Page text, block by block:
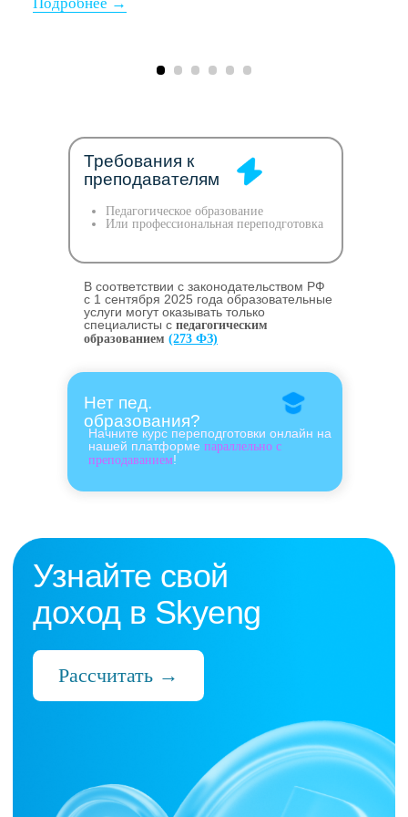
Педагогическое образование
Или профессиональная переподготовка
В соответствии с законодательством РФ
c 1 сентября 2025 года образовательные
услуги могут оказывать только
специалисты с педагогическим
образованием (273 ФЗ)
Начните курс переподготовки онлайн на
нашей платформе параллельно с
преподаванием!
Требования к
преподавателям
Нет пед.
образования?
Нас выбрали 10 000+
которые ценят:
Время
Готовые планы и материалы, онлайн-
платформа с автопроверкой заданий,
поддержка 24/7 и никакой бюрократии
Деньги
без штрафов и переработок, скрытых
условий и неприятных сюрпризов
Уважение к преподавателю и его